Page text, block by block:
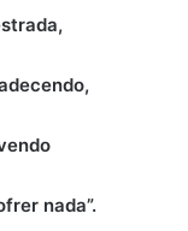
nada”.